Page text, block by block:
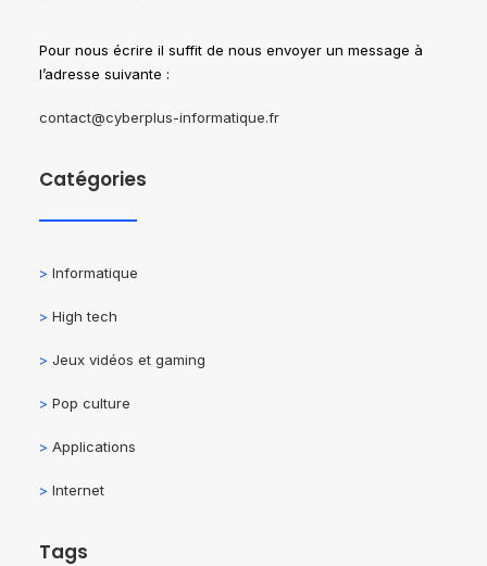
Pour nous écrire il suffit de nous envoyer un message à
l’adresse suivante :
contact@cyberplus-informatique.fr
Catégories
> Informatique
> High tech
> Jeux vidéos et gaming
> Pop culture
> Applications
> Internet
Tags